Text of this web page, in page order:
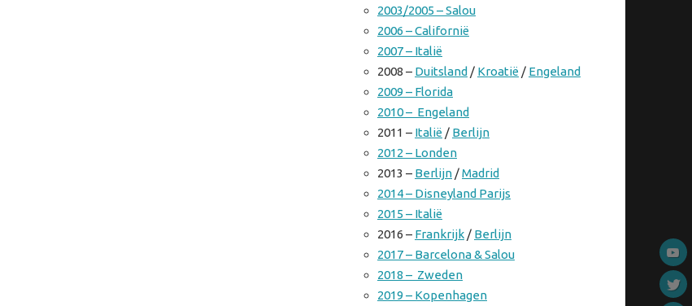
2003/2005 – Salou
2006 – Californië
2007 – Italië
2008 – Duitsland / Kroatië / Engeland
2009 – Florida
2010 – Engeland
2011 – Italië / Berlijn
2012 – Londen
2013 – Berlijn /Madrid
2014 – Disneyland Parijs
2015 – Italië
2016 – Frankrijk / Berlijn
2017 – Barcelona & Salou
2018 – Zweden
2019 – Kopenhagen